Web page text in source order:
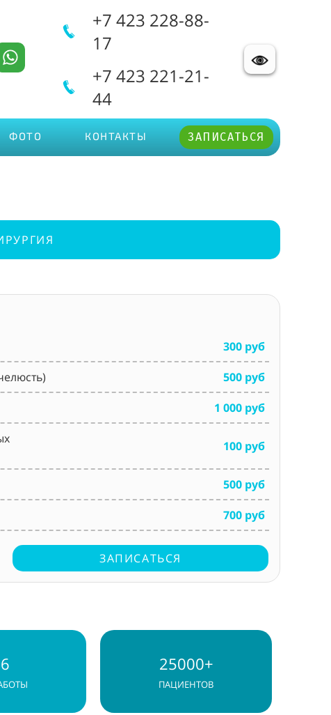
+7 423 228-88-
17
+7 423 221-21-
44
ФОТО КОНТАКТЫ ЗАПИСАТЬСЯ
300 руб
500 руб
1 000 руб
100 руб
500 руб
700 руб
ЗАПИСАТЬСЯ
25000+
ПАЦИЕНТОВ